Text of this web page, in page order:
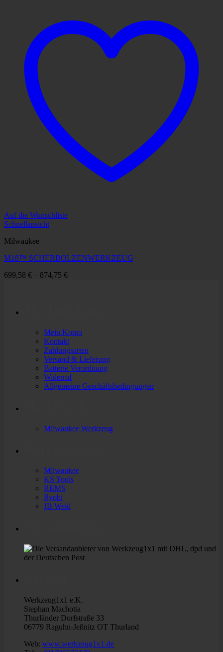
Auf die Wunschliste
Schnellansicht
Milwaukee
M18™ SCHERBOLZENWERKZEUG
699,58 € – 874,75 €
Mein Konto
Kontakt
Zahlungsarten
Versand & Lieferung
Batterie Verordnung
Widerruf
Allgemeine Geschäftsbedingungen
Milwaukee Werkzeug
Milwaukee
KS Tools
REMS
Ryobi
JB Weld
Werkzeug1x1 e.K.
Stephan Machotta
Thurländer Dorfstraße 33
06779 Raguhn-Jeßnitz OT Thurland
Web: www.werkzeug1x1.de